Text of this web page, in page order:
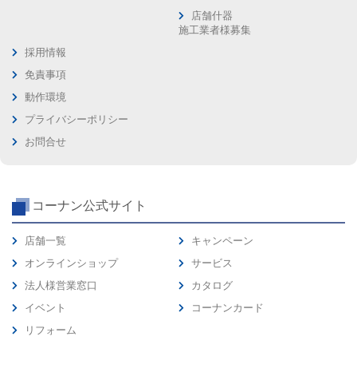
店舗什器
施工業者様募集
採用情報
免責事項
動作環境
プライバシーポリシー
お問合せ
コーナン公式サイト
店舗一覧
オンラインショップ
法人様営業窓口
イベント
リフォーム
キャンペーン
サービス
カタログ
コーナンカード